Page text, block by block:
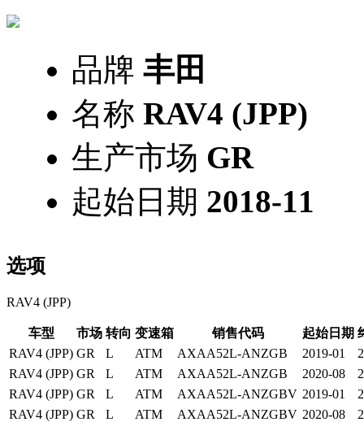
品牌 丰田
名称 RAV4 (JPP)
生产市场 GR
起始日期 2018-11
选项
RAV4 (JPP)
车型 市场 转向 变速箱 销售代码 起始日期
RAV4 (JPP) GR L ATM AXAA52L-ANZGB 2019-01
RAV4 (JPP) GR L ATM AXAA52L-ANZGB 2020-08
RAV4 (JPP) GR L ATM AXAA52L-ANZGBV 2019-01
RAV4 (JPP) GR L ATM AXAA52L-ANZGBV 2020-08